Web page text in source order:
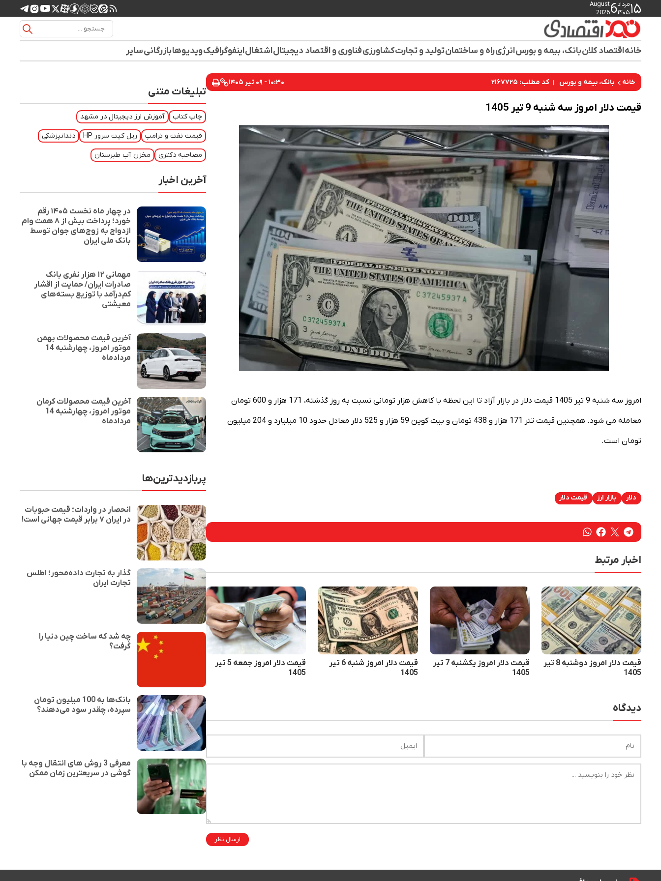
۱۵مرداد
۱۴۰۵6
August
2026
خانهاقتصاد کلانبانک، بیمه و بورسانرژیراه و ساختمانتولید و تجارتکشاورزیفناوری و اقتصاد دیجیتالاشتغالاینفوگرافیکویدیوهابازرگانیسایر
خانه بانک، بیمه و بورس کد مطلب: ۲۱۶۷۷۲۵ ۱۰:۳۰ - ۰۹ تیر ۱۴۰۵
قیمت دلار امروز سه شنبه 9 تیر 1405
امروز سه شنبه 9 تیر 1405 قیمت دلار در بازار آزاد تا این لحظه با کاهش هزار تومانی نسبت به روز گذشته، 171 هزار و 600 تومان
معامله می شود. همچنین قیمت تتر 171 هزار و 438 تومان و بیت کوین 59 هزار و 525 دلار معادل حدود 10 میلیارد و 204 میلیون
تومان است.
دلار بازار ارز قیمت دلار
اخبار مرتبط
قیمت دلار امروز دوشنبه 8 تیر
1405
قیمت دلار امروز یکشنبه 7 تیر
1405
قیمت دلار امروز شنبه 6 تیر
1405
قیمت دلار امروز جمعه 5 تیر
1405
دیدگاه
ارسال نظر
تبلیغات متنی
چاپ کتاب آموزش ارز دیجیتال در مشهد
قیمت نفت و ترامپ ریل کیت سرور HP دندانپزشکی
مصاحبه دکتری مخزن آب طبرستان
آخرین اخبار
در چهار ماه نخست ۱۴۰۵ رقم
خورد؛ پرداخت بیش از ۸ همت وام
ازدواج به زوج‌های جوان توسط
بانک ملی ایران
مهمانی ۱۲ هزار نفری بانک
صادرات ایران/ حمایت از اقشار
کم‌درآمد با توزیع بسته‌های
معیشتی
آخرین قیمت محصولات بهمن
موتور امروز، چهارشنبه 14
مردادماه
آخرین قیمت محصولات کرمان
موتور امروز، چهارشنبه 14
مردادماه
پربازدیدترین‌ها
انحصار در واردات؛ قیمت حبوبات
در ایران ۷ برابر قیمت جهانی است!
گذار به تجارت داده‌محور؛ اطلس
تجارت ایران
چه شد که ساخت چین دنیا را
گرفت؟
بانک‌ها به 100 میلیون تومان
سپرده، چقدر سود می‌دهند؟
معرفی 3 روش های انتقال وجه با
گوشی در سریعترین زمان ممکن